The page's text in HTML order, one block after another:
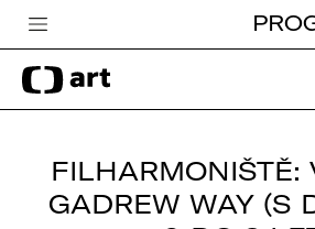
Česká televize
Zpravodajství
iVysílání
FILHARMONIŠTĚ:
GADREW WAY (S